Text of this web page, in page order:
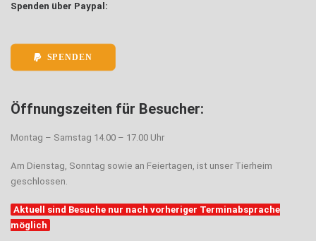
Spenden über Paypal:
SPENDEN
Öffnungszeiten für Besucher:
Montag – Samstag 14.00 – 17.00 Uhr
Am Dienstag, Sonntag sowie an Feiertagen, ist unser Tierheim
geschlossen.
Aktuell sind Besuche nur nach vorheriger Terminabsprache
möglich